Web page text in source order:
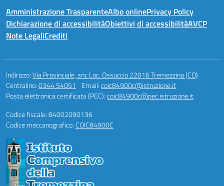
Amministrazione TrasparenteAlbo onlinePrivacy Policy
Dichiarazione di accessibilitàObiettivi di accessibilitàAVCP
Note LegaliCrediti
Indirizzo:Via Provinciale, snc Loc. Ossuccio 22016 Tremezzina (CO)
Centralino:0344 54051 Email:coic84900c@istruzione.it
Posta elettronica certificata (PEC):coic84900c@pec.istruzione.it
Codice fiscale: 84002090136
Codice meccanografico: COIC84900C